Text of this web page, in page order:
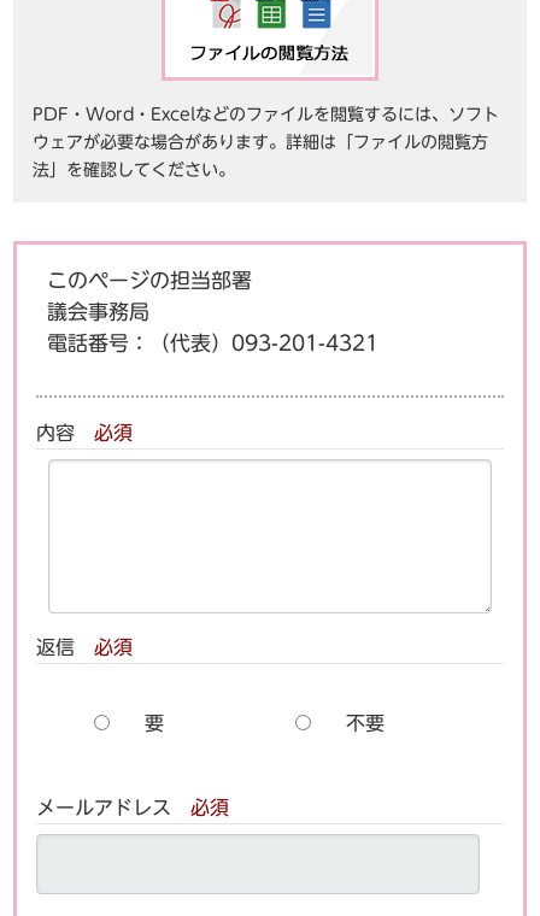
PDF・Word・Excelなどのファイルを閲覧するには、ソフト
ウェアが必要な場合があります。詳細は「ファイルの閲覧方
法」を確認してください。
このページの担当部署
議会事務局
電話番号：
（代表）093-201-4321
内容 必須
返信 必須
要 不要
メールアドレス 必須